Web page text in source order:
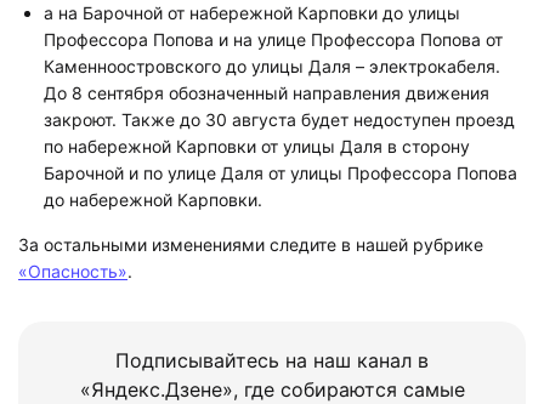
а на Барочной от набережной Карповки до улицы
Профессора Попова и на улице Профессора Попова от
Каменноостровского до улицы Даля – электрокабеля.
До 8 сентября обозначенный направления движения
закроют. Также до 30 августа будет недоступен проезд
по набережной Карповки от улицы Даля в сторону
Барочной и по улице Даля от улицы Профессора Попова
до набережной Карповки.
За остальными изменениями следите в нашей рубрике
«Опасность».
Подписывайтесь на наш канал в
«Яндекс.Дзене», где собираются самые